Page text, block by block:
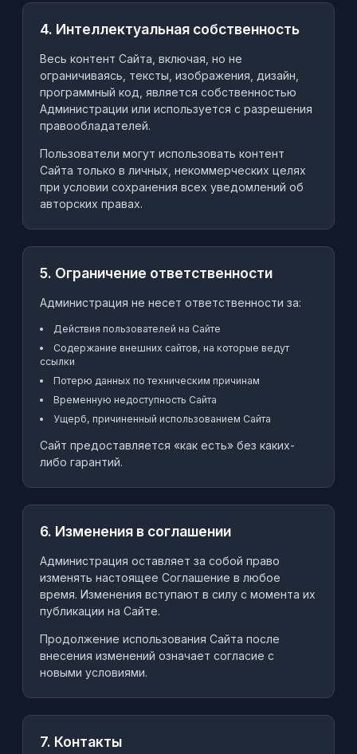
4. Интеллектуальная собственность
Весь контент Сайта, включая, но не
ограничиваясь, тексты, изображения, дизайн,
программный код, является собственностью
Администрации или используется с разрешения
правообладателей.
Пользователи могут использовать контент
Сайта только в личных, некоммерческих целях
при условии сохранения всех уведомлений об
авторских правах.
5. Ограничение ответственности
Администрация не несет ответственности за:
Действия пользователей на Сайте
Содержание внешних сайтов, на которые ведут
ссылки
Потерю данных по техническим причинам
Временную недоступность Сайта
Ущерб, причиненный использованием Сайта
Сайт предоставляется «как есть» без каких-
либо гарантий.
6. Изменения в соглашении
Администрация оставляет за собой право
изменять настоящее Соглашение в любое
время. Изменения вступают в силу с момента их
публикации на Сайте.
Продолжение использования Сайта после
внесения изменений означает согласие с
новыми условиями.
7. Контакты